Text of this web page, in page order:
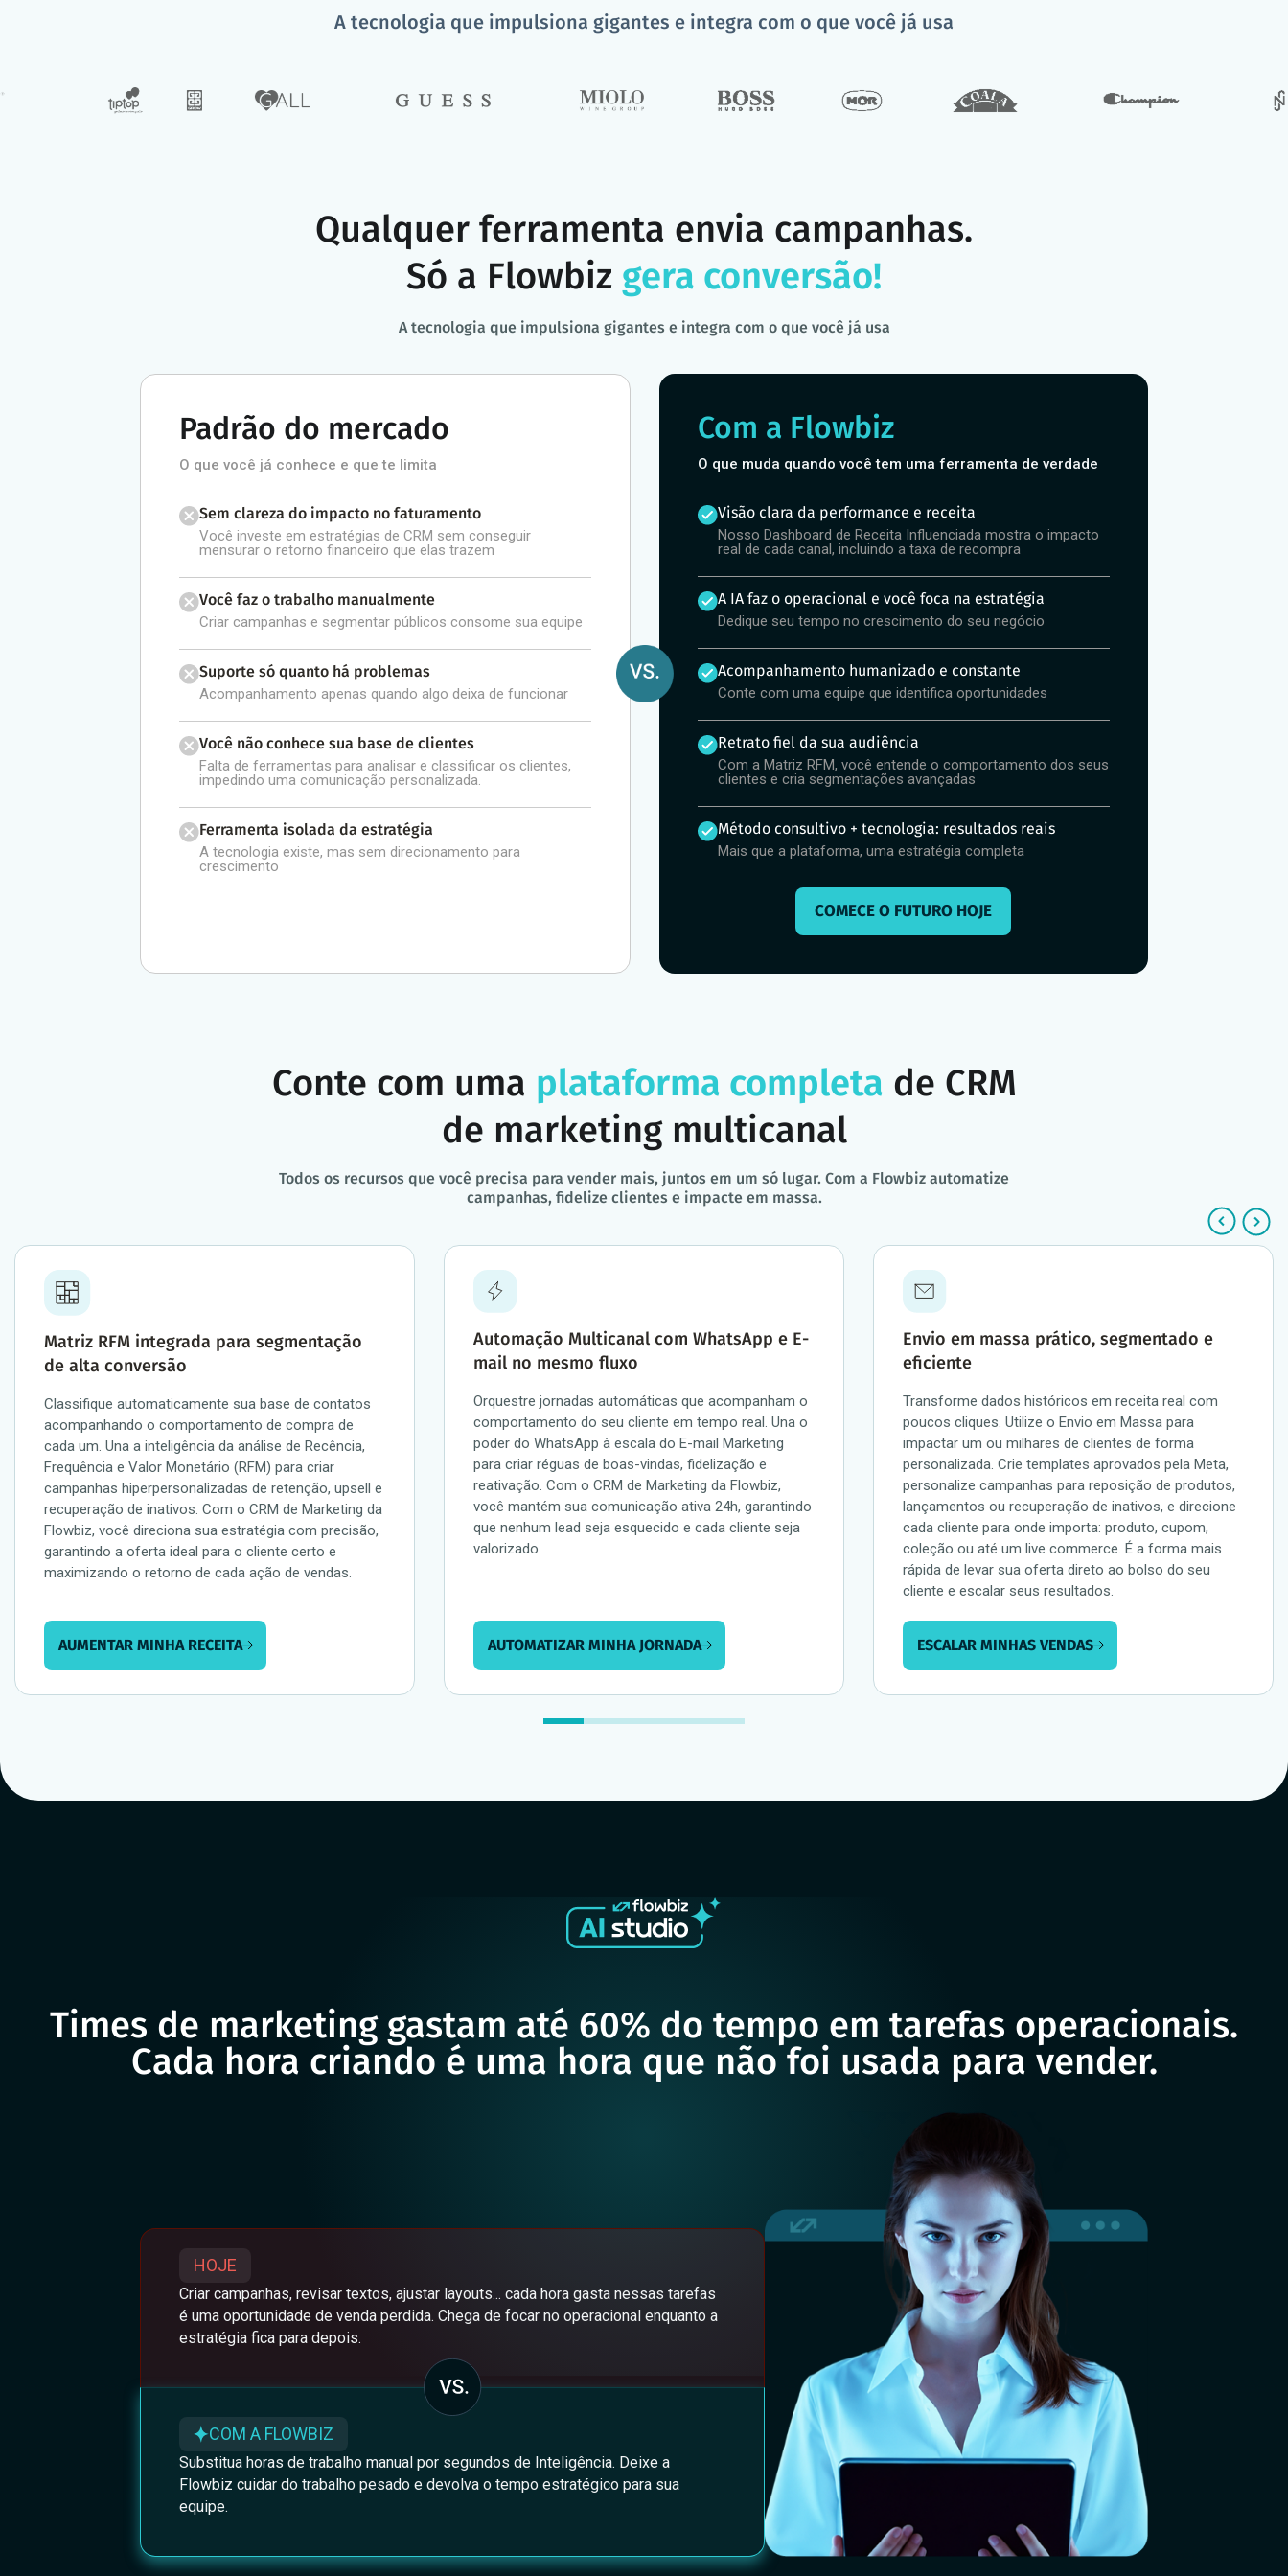
A tecnologia que impulsiona gigantes e integra com o que você já usa
Qualquer ferramenta envia campanhas.
Só a Flowbiz gera conversão!
A tecnologia que impulsiona gigantes e integra com o que você já usa
Padrão do mercado
O que você já conhece e que te limita
Sem clareza do impacto no faturamento
Você investe em estratégias de CRM sem conseguir
mensurar o retorno financeiro que elas trazem
Você faz o trabalho manualmente
Criar campanhas e segmentar públicos consome sua equipe
Suporte só quanto há problemas
Acompanhamento apenas quando algo deixa de funcionar
Você não conhece sua base de clientes
Falta de ferramentas para analisar e classificar os clientes,
impedindo uma comunicação personalizada.
Ferramenta isolada da estratégia
A tecnologia existe, mas sem direcionamento para
crescimento
Com a Flowbiz
O que muda quando você tem uma ferramenta de verdade
Visão clara da performance e receita
Nosso Dashboard de Receita Influenciada mostra o impacto
real de cada canal, incluindo a taxa de recompra
A IA faz o operacional e você foca na estratégia
Dedique seu tempo no crescimento do seu negócio
Acompanhamento humanizado e constante
Conte com uma equipe que identifica oportunidades
Retrato fiel da sua audiência
Com a Matriz RFM, você entende o comportamento dos seus
clientes e cria segmentações avançadas
Método consultivo + tecnologia: resultados reais
Mais que a plataforma, uma estratégia completa
COMECE O FUTURO HOJE
Conte com uma plataforma completa de CRM
de marketing multicanal
Todos os recursos que você precisa para vender mais, juntos em um só lugar. Com a Flowbiz automatize
campanhas, fidelize clientes e impacte em massa.
Matriz RFM integrada para segmentação
de alta conversão
Classifique automaticamente sua base de contatos
acompanhando o comportamento de compra de
cada um. Una a inteligência da análise de Recência,
Frequência e Valor Monetário (RFM) para criar
campanhas hiperpersonalizadas de retenção, upsell e
recuperação de inativos. Com o CRM de Marketing da
Flowbiz, você direciona sua estratégia com precisão,
garantindo a oferta ideal para o cliente certo e
maximizando o retorno de cada ação de vendas.
AUMENTAR MINHA RECEITA
Automação Multicanal com WhatsApp e E-
mail no mesmo fluxo
Orquestre jornadas automáticas que acompanham o
comportamento do seu cliente em tempo real. Una o
poder do WhatsApp à escala do E-mail Marketing
para criar réguas de boas-vindas, fidelização e
reativação. Com o CRM de Marketing da Flowbiz,
você mantém sua comunicação ativa 24h, garantindo
que nenhum lead seja esquecido e cada cliente seja
valorizado.
AUTOMATIZAR MINHA JORNADA
Envio em massa prático, segmentado e
eficiente
Transforme dados históricos em receita real com
poucos cliques. Utilize o Envio em Massa para
impactar um ou milhares de clientes de forma
personalizada. Crie templates aprovados pela Meta,
personalize campanhas para reposição de produtos,
lançamentos ou recuperação de inativos, e direcione
cada cliente para onde importa: produto, cupom,
coleção ou até um live commerce. É a forma mais
rápida de levar sua oferta direto ao bolso do seu
cliente e escalar seus resultados.
ESCALAR MINHAS VENDAS
Times de marketing gastam até 60% do tempo em tarefas operacionais.
Cada hora criando é uma hora que não foi usada para vender.
HOJE
Criar campanhas, revisar textos, ajustar layouts... cada hora gasta nessas tarefas
é uma oportunidade de venda perdida. Chega de focar no operacional enquanto a
estratégia fica para depois.
COM A FLOWBIZ
Substitua horas de trabalho manual por segundos de Inteligência. Deixe a
Flowbiz cuidar do trabalho pesado e devolva o tempo estratégico para sua
equipe.